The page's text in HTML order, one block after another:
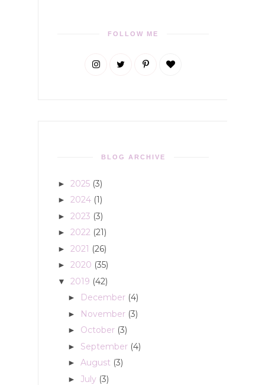
FOLLOW ME
BLOG ARCHIVE
► 2025 (3)
► 2024 (1)
► 2023 (3)
► 2022 (21)
► 2021 (26)
► 2020 (35)
▼ 2019 (42)
► December (4)
► November (3)
► October (3)
► September (4)
► August (3)
► July (3)